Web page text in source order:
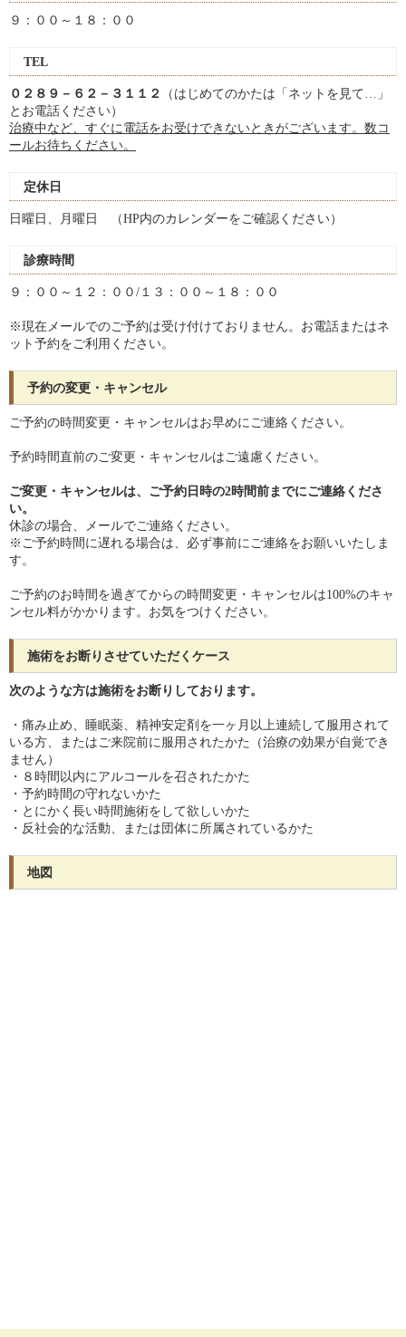
９：００～１８：００
TEL
０２８９－６２－３１１２
（はじめてのかたは「ネットを見て…」
とお電話ください）
治療中など、すぐに電話をお受けできないときがございます。数コ
ールお待ちください。
定休日
日曜日、月曜日 （HP内のカレンダーをご確認ください）
診療時間
９：００～１２：００/１３：００～１８：００
※現在メールでのご予約は受け付けておりません。お電話またはネ
ット予約をご利用ください。
予約の変更・キャンセル
ご予約の時間変更・キャンセルはお早めにご連絡ください。
予約時間直前のご変更・キャンセルはご遠慮ください。
ご変更・キャンセルは、ご予約日時の2時間前までにご連絡くださ
い。
休診の場合、メールでご連絡ください。
※ご予約時間に遅れる場合は、必ず事前にご連絡をお願いいたしま
す。
ご予約のお時間を過ぎてからの時間変更・キャンセルは100%のキャ
ンセル料がかかります。お気をつけください。
施術をお断りさせていただくケース
次のような方は施術をお断りしております。
・痛み止め、睡眠薬、精神安定剤を一ヶ月以上連続して服用されて
いる方、またはご来院前に服用されたかた（治療の効果が自覚でき
ません）
・８時間以内にアルコールを召されたかた
・予約時間の守れないかた
・とにかく長い時間施術をして欲しいかた
・反社会的な活動、または団体に所属されているかた
地図